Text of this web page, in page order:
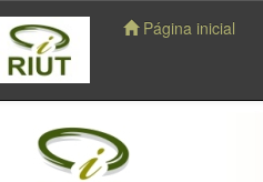
Página inicial